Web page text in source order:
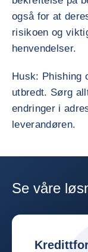
også for at
risikoen og
henvendelser.
Husk: Phishing
utbredt. Sørg
endringer i
leverandøren.
Se våre